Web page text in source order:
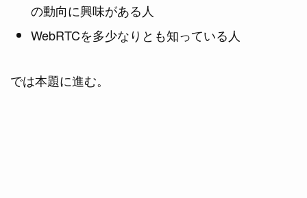
の動向に興味がある人
WebRTCを多少なりとも知っている人
では本題に進む。